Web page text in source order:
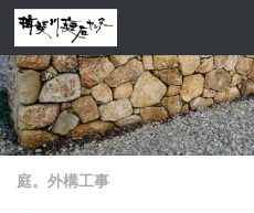
コンテンツへスキップ
庭。外構工事